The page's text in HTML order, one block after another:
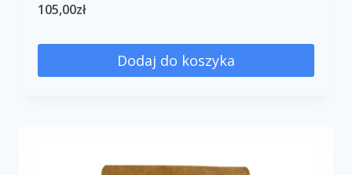
105,00zł
Dodaj do koszyka